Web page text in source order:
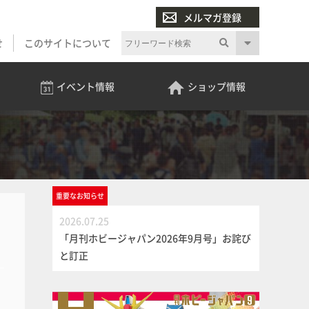
メルマガ登録
このサイトについて
イベント情報 ショップ情報
重要なお知らせ
2026.07.25
「月刊ホビージャパン2026年9月号」お詫び
と訂正